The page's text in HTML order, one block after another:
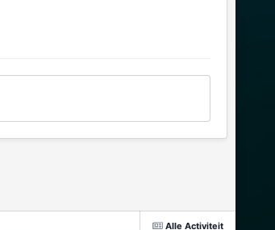
Alle Activiteit